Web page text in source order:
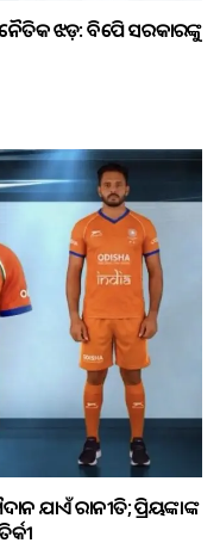
ଝଡ଼: ବିଜେପି ସରକାରଙ୍କୁ
ରାଜନୀତି; ପ୍ରିୟଙ୍କାଙ୍କ